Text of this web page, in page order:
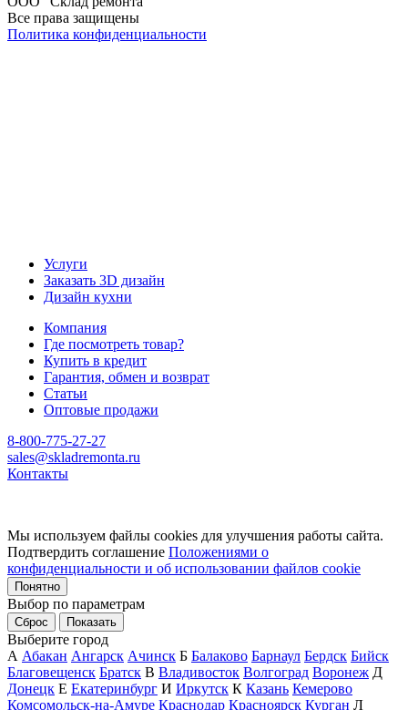
Все права защищены
Политика конфиденциальности
Услуги
Заказать 3D дизайн
Дизайн кухни
Компания
Где посмотреть товар?
Купить в кредит
Гарантия, обмен и возврат
Статьи
Оптовые продажи
8-800-775-27-27
sales@skladremonta.ru
Контакты
Мы используем файлы cookies для улучшения работы сайта.
Подтвердить соглашение Положениями о
конфиденциальности и об использовании файлов cookie
Понятно
Выбор по параметрам
Сброс Показать
Выберите город
А Абакан Ангарск Ачинск Б Балаково Барнаул Бердск Бийск
Благовещенск Братск В Владивосток Волгоград Воронеж Д
Донецк Е Екатеринбург И Иркутск К Казань Кемерово
Комсомольск-на-Амуре Краснодар Красноярск Курган Л